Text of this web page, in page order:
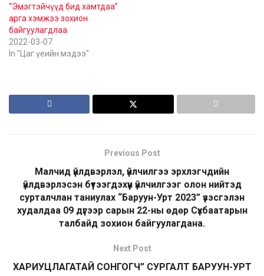
“Эмэгтэйчүүд бид хамтдаа”
арга хэмжээ зохион
байгуулагдлаа
2022-03-07
In "Цаг үеийн мэдээ"
Previous Post
Малчид үйлдвэрлэл, үйлчилгээ эрхлэгчдийн
үйлдвэрлэсэн бүтээгдэхүүн үйлчилгээг олон нийтэд
сурталчлан таниулах “Баруун-Урт 2023” үзэсгэлэн
худалдаа 09 дүгээр сарын 22-ны өдөр Сүхбаатарын
талбайд зохион байгуулагдана.
Next Post
ХАРИУЦЛАГАТАЙ СОНГОГЧ” СУРГАЛТ БАРУУН-УРТ